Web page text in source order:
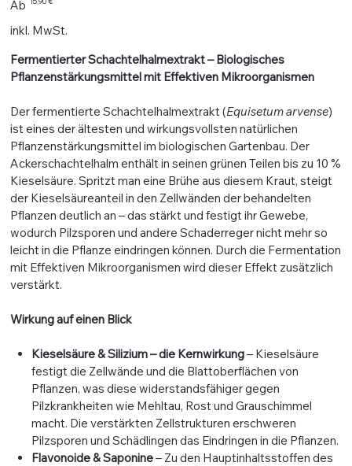
Ab
inkl. MwSt.
Fermentierter Schachtelhalmextrakt – Biologisches
Pflanzenstärkungsmittel mit Effektiven Mikroorganismen
Der fermentierte Schachtelhalmextrakt (Equisetum arvense)
ist eines der ältesten und wirkungsvollsten natürlichen
Pflanzenstärkungsmittel im biologischen Gartenbau. Der
Ackerschachtelhalm enthält in seinen grünen Teilen bis zu 10 %
Kieselsäure. Spritzt man eine Brühe aus diesem Kraut, steigt
der Kieselsäureanteil in den Zellwänden der behandelten
Pflanzen deutlich an – das stärkt und festigt ihr Gewebe,
wodurch Pilzsporen und andere Schaderreger nicht mehr so
leicht in die Pflanze eindringen können. Durch die Fermentation
mit Effektiven Mikroorganismen wird dieser Effekt zusätzlich
verstärkt.
Wirkung auf einen Blick
Kieselsäure & Silizium – die Kernwirkung– Kieselsäure
festigt die Zellwände und die Blattoberflächen von
Pflanzen, was diese widerstandsfähiger gegen
Pilzkrankheiten wie Mehltau, Rost und Grauschimmel
macht. Die verstärkten Zellstrukturen erschweren
Pilzsporen und Schädlingen das Eindringen in die Pflanzen.
Flavonoide & Saponine– Zu den Hauptinhaltsstoffen des